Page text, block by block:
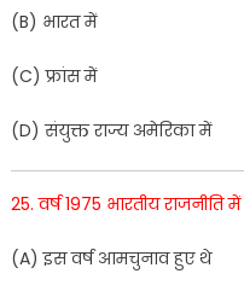
(B) भारतमें
(C)फ्रांसमें
(D)संयुक्तराज्य अमेरिकामें
25.वर्ष1975 भारतीयराजनीतिमें
(A)इसवर्षआमचुनावहुएथे